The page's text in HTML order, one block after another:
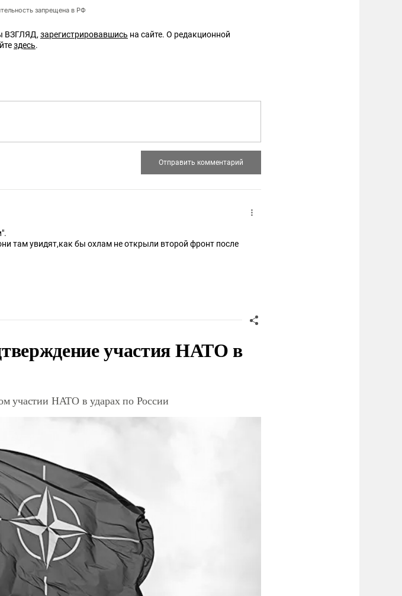
запрещена в РФ
ВЗГЛЯД, зарегистрировавшись на сайте. О редакционной
здесь.
там увидят,как бы охлам не открыли второй фронт после
участия НАТО в
участии НАТО в ударах по России